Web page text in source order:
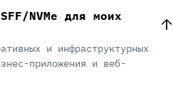
NVMe для моих
и инфраструктурных
приложения и веб-